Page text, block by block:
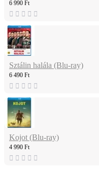
6 990 Ft
Sztálin halála (Blu-ray)
6 490 Ft
Kojot (Blu-ray)
4 990 Ft